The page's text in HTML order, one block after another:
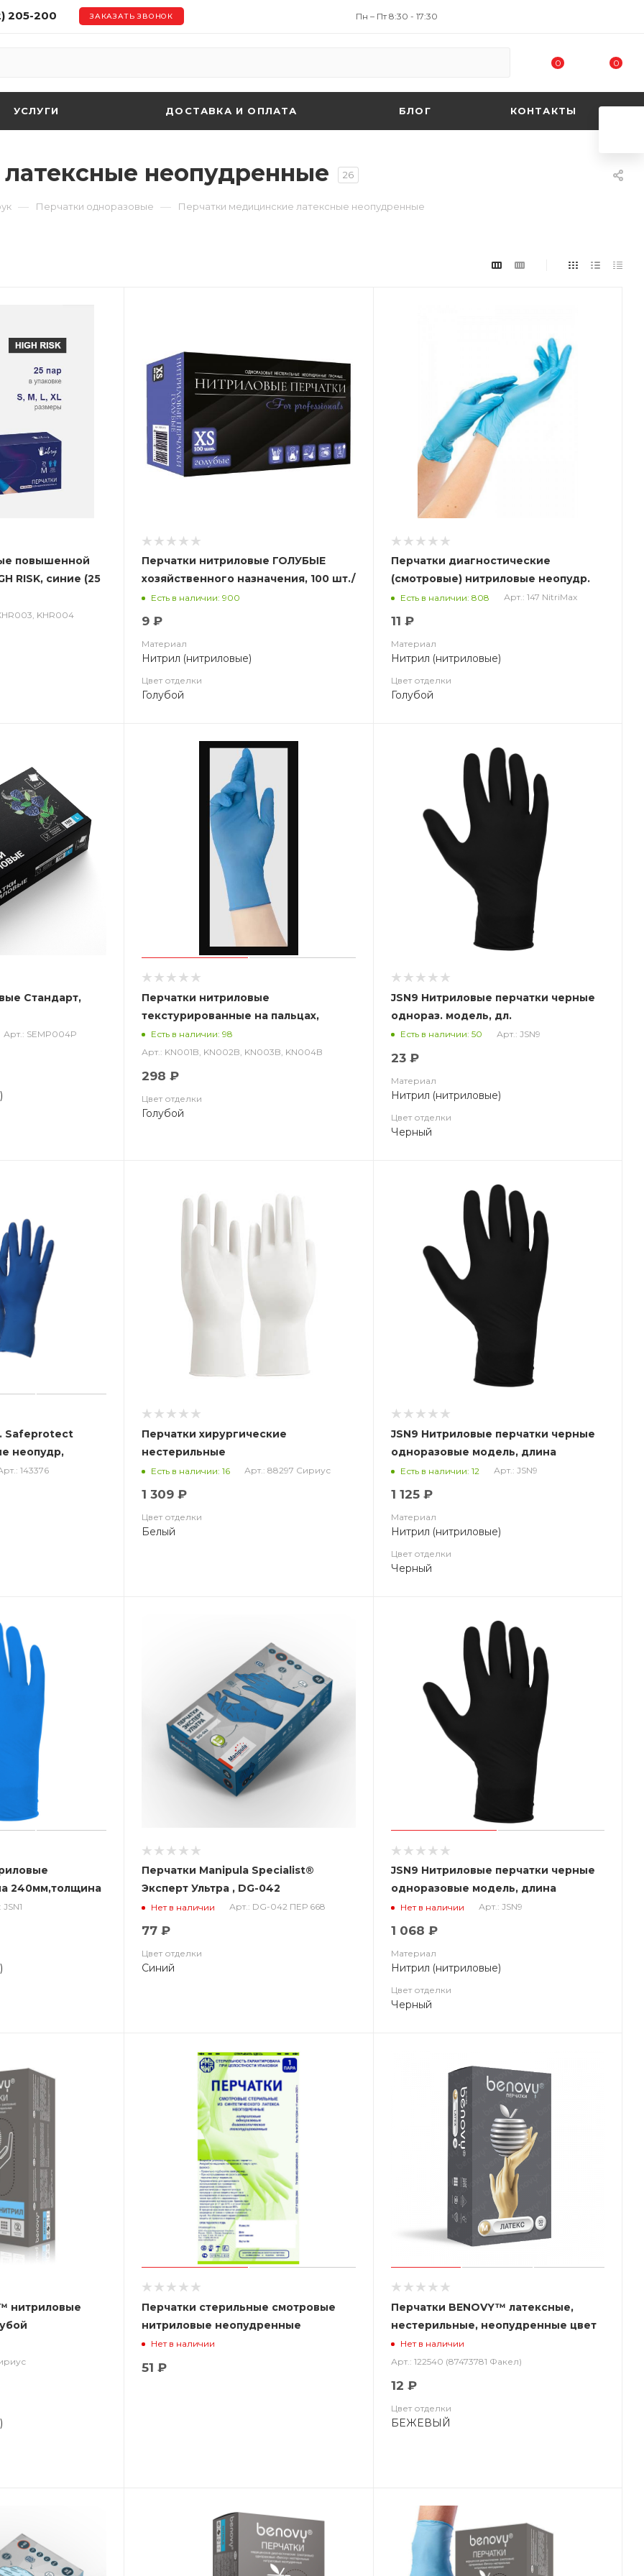
205-200 ЗАКАЗАТЬ ЗВОНОК Пн – Пт 8:30 - 17:30
0 0
УСЛУГИ ДОСТАВКА И ОПЛАТА БЛОГ КОНТАКТЫ
неопудренные 26
— Перчатки одноразовые — Перчатки медицинские латексные неопудренные
повышенной
RISK, синие (25
KHR004
Перчатки нитриловые ГОЛУБЫЕ
хозяйственного назначения, 100 шт./
уп.Есть в наличии: 900
9 ₽
Материал
Нитрил (нитриловые)
Цвет отделки
Голубой
Перчатки диагностические
(смотровые) нитриловые неопудр.
NitriMax, гол. 3.5 гр. НДС (10%)
Есть в наличии: 808 Арт.: 147 NitriMax
11 ₽
Материал
Нитрил (нитриловые)
Цвет отделки
Голубой
Стандарт,
Арт.: SEMP004P
Перчатки нитриловые
текстурированные на пальцах,
голубые по типу HOUSEHOLD Gloves
(50 пар), Калибр Libry
Есть в наличии: 98
Арт.: KN001B, KN002B, KN003B, KN004B
298 ₽
Цвет отделки
Голубой
JSN9 Нитриловые перчатки черные
однораз. модель, дл.
240мм,толщина 0,15мм, Jeta Safety
Есть в наличии: 50 Арт.: JSN9
23 ₽
Материал
Нитрил (нитриловые)
Цвет отделки
Черный
Safeprotect
неопудр,
143376
Перчатки хирургические
нестерильные
Есть в наличии: 16 Арт.: 88297 Сириус
1 309 ₽
Цвет отделки
Белый
JSN9 Нитриловые перчатки черные
одноразовые модель, длина
240мм,толщина 0,15мм
Есть в наличии: 12 Арт.: JSN9
1 125 ₽
Материал
Нитрил (нитриловые)
Цвет отделки
Черный
240мм,толщина
Перчатки Manipula Specialist®
Эксперт Ультра , DG-042
Нет в наличии Арт.: DG-042 ПЕР 668
77 ₽
Цвет отделки
Синий
JSN9 Нитриловые перчатки черные
одноразовые модель, длина
240мм,толщина 0,15мм, (уп. 100шт)
Jeta Saf
Нет в наличии Арт.: JSN9
1 068 ₽
Материал
Нитрил (нитриловые)
Цвет отделки
Черный
нитриловые
Перчатки стерильные смотровые
нитриловые неопудренные
Нет в наличии
51 ₽
Перчатки BENOVY™ латексные,
нестерильные, неопудренные цвет
бежевый BENOVY LATEX
CHLORINATED
Нет в наличии
Арт.: 122540 (87473781 Факел)
12 ₽
Цвет отделки
БЕЖЕВЫЙ